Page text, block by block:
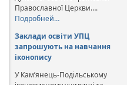
Православної Церкви….
Подробней…
Заклади освіти УПЦ
запрошують на навчання
іконопису
У Кам’янець-Подільському